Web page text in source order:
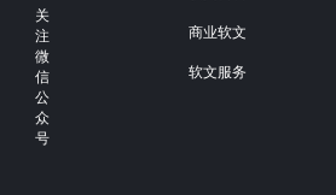
关
注
微
信
公
众
号
商业软文
软文服务